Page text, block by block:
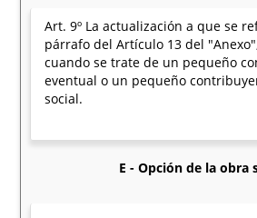
Art. 9º La actualización a que se
párrafo del Artículo 13 del
cuando se trate de un pequeño
eventual o un pequeño
social.
E - Opción de la obra